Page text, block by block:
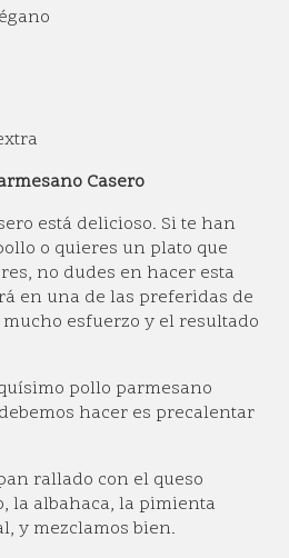
Casero
está delicioso. Si te han
o quieres un plato que
no dudes en hacer esta
en una de las preferidas de
esfuerzo y el resultado
pollo parmesano
hacer es precalentar
rallado con el queso
la albahaca, la pimienta
y mezclamos bien.